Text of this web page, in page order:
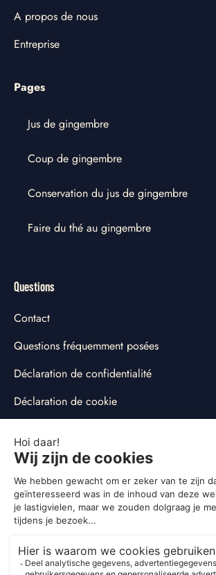
A propos de nous
Entreprise
Pages
Jus de gingembre
Coup de gingembre
Conservation du jus de gingembre
Faire du thé au gingembre
Questions
Contact
Questions fréquemment posées
Déclaration de confidentialité
Déclaration de cookie
Social